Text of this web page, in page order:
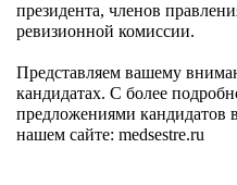
президента, членов
ревизионной комиссии.
Представляем вашему
кандидатах. С более
предложениями кандидатов
нашем сайте: medsestre.ru